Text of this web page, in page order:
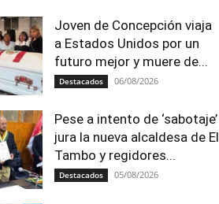
Joven de Concepción viaja
a Estados Unidos por un
futuro mejor y muere de...
Destacados 06/08/2026
Pese a intento de ‘sabotaje’
jura la nueva alcaldesa de El
Tambo y regidores...
Destacados 05/08/2026